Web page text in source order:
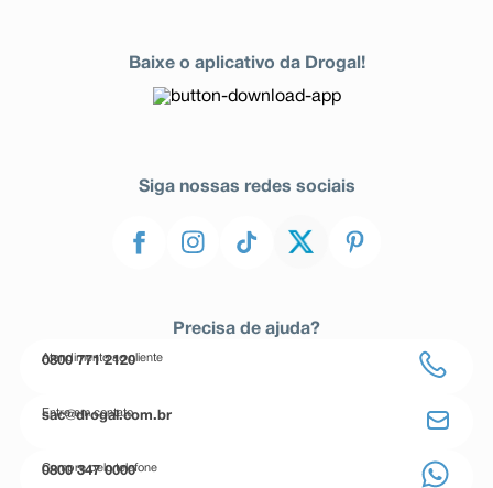
Baixe o aplicativo da Drogal!
Siga nossas redes sociais
Precisa de ajuda?
Atendimento ao cliente
0800 771 2120
Entre em contato
sac@drogal.com.br
Compre pelo telefone
0800 347 0000